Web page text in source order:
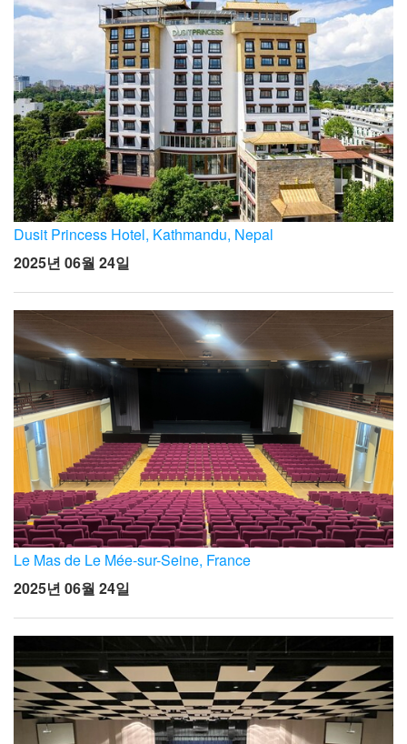
Dusit Princess Hotel, Kathmandu, Nepal
2025년 06월 24일
Le Mas de Le Mée-sur-Seine, France
2025년 06월 24일